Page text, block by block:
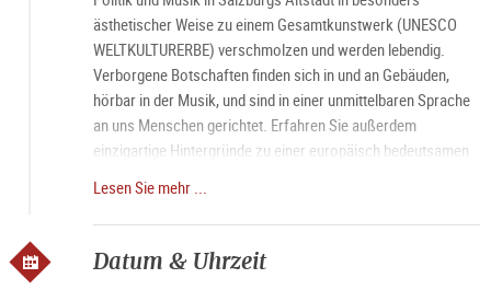
ästhetischer Weise zu einem Gesamtkunstwerk (UNESCO
WELTKULTURERBE) verschmolzen und werden lebendig.
Verborgene Botschaften finden sich in und an Gebäuden,
hörbar in der Musik, und sind in einer unmittelbaren Sprache
an uns Menschen gerichtet. Erfahren Sie außerdem
einzigartige Hintergründe zu einer europäisch bedeutsamen
Städtekulisse Mitteleuropas.
SALZBURG - DAS UNESCO WELTKULTUR ERBE
Lesen Sie mehr ...
Datum & Uhrzeit